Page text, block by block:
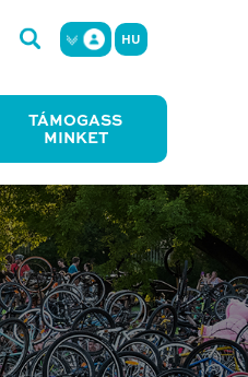
HU
TÁMOGASS
MINKET